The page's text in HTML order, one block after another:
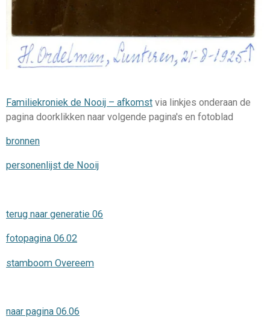
Familiekroniek de Nooij – afkomst via linkjes onderaan de
pagina doorklikken naar volgende pagina's en fotoblad
bronnen
personenlijst de Nooij
terug naar generatie 06
fotopagina 06.02
stamboom Overeem
naar pagina 06.06